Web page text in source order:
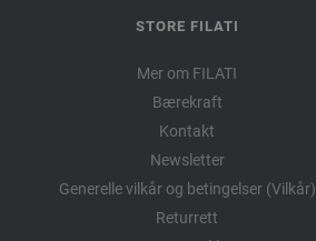
STORE FILATI
Mer om FILATI
Bærekraft
Kontakt
Newsletter
Generelle vilkår og betingelser (Vilkår)
Returrett